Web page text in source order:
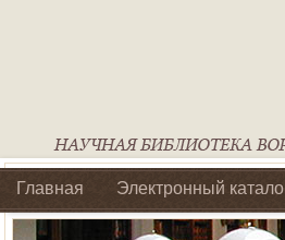
Главная Электронный
Библиотеки регионального